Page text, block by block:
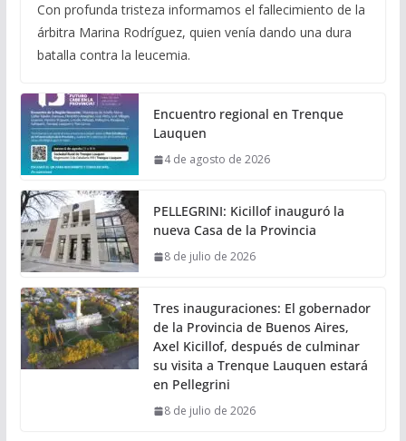
Con profunda tristeza informamos el fallecimiento de la
árbitra Marina Rodríguez, quien venía dando una dura
batalla contra la leucemia.
Encuentro regional en Trenque
Lauquen
4 de agosto de 2026
PELLEGRINI: Kicillof inauguró la
nueva Casa de la Provincia
8 de julio de 2026
Tres inauguraciones: El gobernador
de la Provincia de Buenos Aires,
Axel Kicillof, después de culminar
su visita a Trenque Lauquen estará
en Pellegrini
8 de julio de 2026